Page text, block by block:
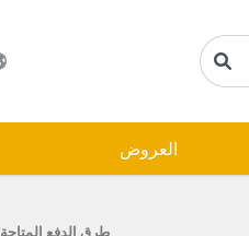
العروض
طرق الدفع المتاحة